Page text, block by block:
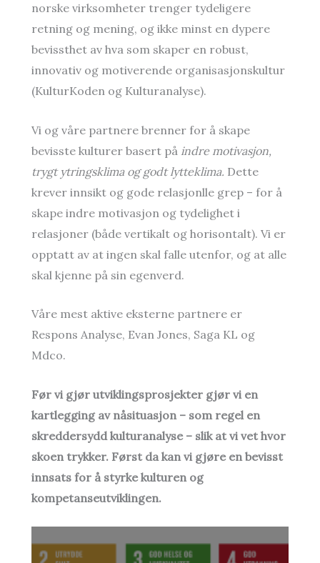
norske virksomheter trenger tydeligere
retning og mening, og ikke minst en dypere
bevissthet av hva som skaper en robust,
innovativ og motiverende organisasjonskultur
(KulturKoden og Kulturanalyse).
Vi og våre partnere brenner for å skape
bevisste kulturer basert på indre motivasjon,
trygt ytringsklima og godt lytteklima. Dette
krever innsikt og gode relasjonlle grep – for å
skape indre motivasjon og tydelighet i
relasjoner (både vertikalt og horisontalt). Vi er
opptatt av at ingen skal falle utenfor, og at alle
skal kjenne på sin egenverd.
Våre mest aktive eksterne partnere er
Respons Analyse, Evan Jones, Saga KL og
Mdco.
Før vi gjør utviklingsprosjekter gjør vi en
kartlegging av nåsituasjon – som regel en
skreddersydd kulturanalyse – slik at vi vet hvor
skoen trykker. Først da kan vi gjøre en bevisst
innsats for å styrke kulturen og
kompetanseutviklingen.